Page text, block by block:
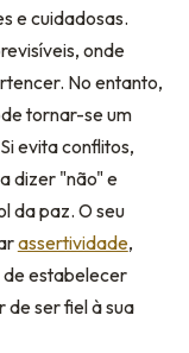
e cuidadosas.
onde
No entanto,
tornar-se um
evita conflitos,
dizer "não" e
da paz. O seu
assertividade,
estabelecer
ser fiel à sua